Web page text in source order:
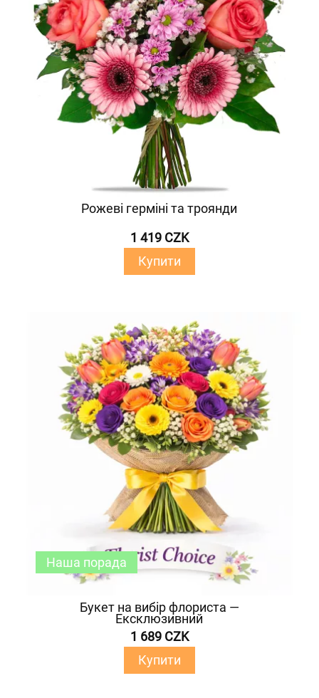
Рожеві герміні та троянди
1 419 CZK
Купити
Букет на вибір флориста —
Ексклюзивний
1 689 CZK
Купити
Наша порада